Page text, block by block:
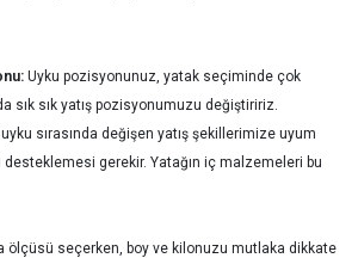
Uyku pozisyonunuz, yatak seçiminde çok
sık sık yatış pozisyonumuzu değiştiririz.
sırasında değişen yatış şekillerimize uyum
gerekir. Yatağın iç malzemeleri bu
ölçüsü seçerken, boy ve kilonuzu mutlaka dikkate